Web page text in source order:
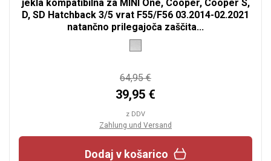
jekla kompatibilna za MINI One, Cooper, Cooper S,
D, SD Hatchback 3/5 vrat F55/F56 03.2014-02.2021
natančno prilegajoča zaščita...
64,95 €
39,95 €
z DDV
Zahlung und Versand
Dodaj v košarico